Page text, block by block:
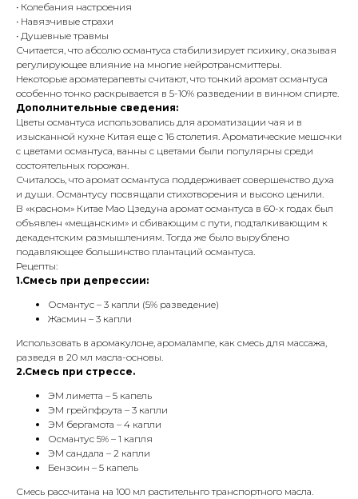
• Колебания настроения
• Навязчивые страхи
• Душевные травмы
Считается, что абсолю османтуса стабилизирует психику, оказывая
регулирующее влияние на многие нейротрансмиттеры.
Некоторые ароматерапевты считают, что тонкий аромат османтуса
особенно тонко раскрывается в 5-10% разведении в винном спирте.
Дополнительные сведения:
Цветы османтуса использовались для ароматизации чая и в
изысканной кухне Китая еще с 16 столетия. Ароматические мешочки
с цветами османтуса, ванны с цветами были популярны среди
состоятельных горожан.
Считалось, что аромат османтуса поддерживает совершенство духа
и души. Османтусу посвящали стихотворения и высоко ценили.
В «красном» Китае Мао Цзедуна аромат османтуса в 60-х годах был
объявлен «мещанским» и сбивающим с пути, подталкивающим к
декадентским размышлениям. Тогда же было вырублено
подавляющее большинство плантаций османтуса.
Рецепты:
1.Смесь при депрессии:
Османтус – 3 капли (5% разведение)
Жасмин – 3 капли
Использовать в аромакулоне, аромалампе, как смесь для массажа,
разведя в 20 мл масла-основы.
2.Смесь при стрессе.
ЭМ лиметта – 5 капель
ЭМ грейпфрута – 3 капли
ЭМ бергамота – 4 капли
Османтус 5% – 1 капля
ЭМ сандала – 2 капли
Бензоин – 5 капель
Смесь рассчитана на 100 мл растительнго транспортного масла.